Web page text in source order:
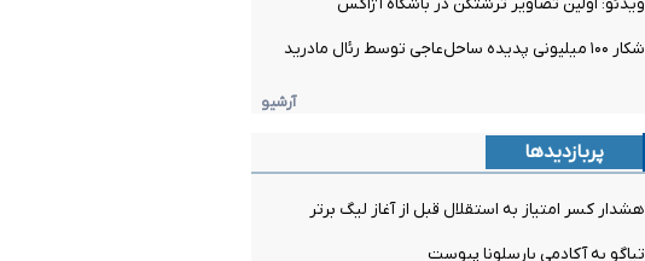
ویدئو: اولین تصاویر ترشتگن در باشگاه آژاکس
شکار ۱۰۰ میلیونی پدیده ساحل‌عاجی توسط رئال مادرید
آرشیو
پربازدیدها
هشدار کسر امتیاز به استقلال قبل از آغاز لیگ برتر
تیاگو به آکادمی بارسلونا پیوست